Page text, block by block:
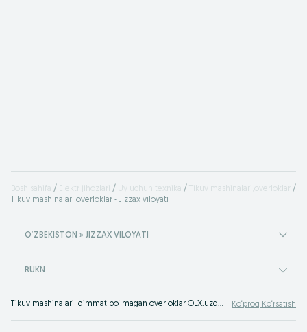
Bosh sahifa Elektr jihozlari Uy uchun texnika
Tikuv mashinalari,overloklar
Tikuv mashinalari,overloklar - Jizzax viloyati
OʻZBEKISTON » JIZZAX VILOYATI
RUKN
Tikuv mashinalari, qimmat bo‘lmagan overloklar OLX.uzda Jizzax viloyati. Tashrif buyuring va o‘zingiz ishonch hosil qiling - bizda doim keng assortiment va maqbul narxlar. OLX.uzda Jizzax viloyati fb tikuv mashinalarini foyda bilan sotish yoki sotib olish mumkin Ko‘proq Ko‘rsatish